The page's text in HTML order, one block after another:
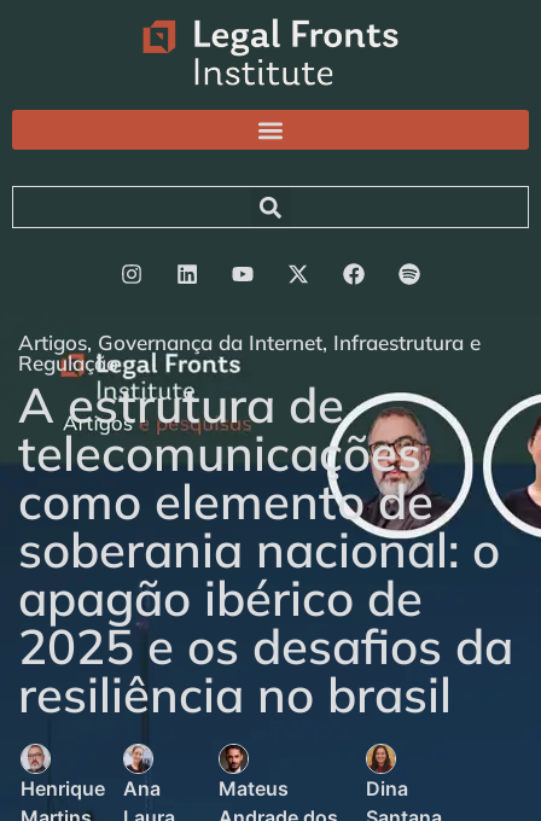
Artigos, Governança da Internet, Infraestrutura e
Regulação
A estrutura de
telecomunicações
como elemento de
soberania nacional: o
apagão ibérico de
2025 e os desafios da
resiliência no brasil
Henrique
Ana
Mateus
Dina